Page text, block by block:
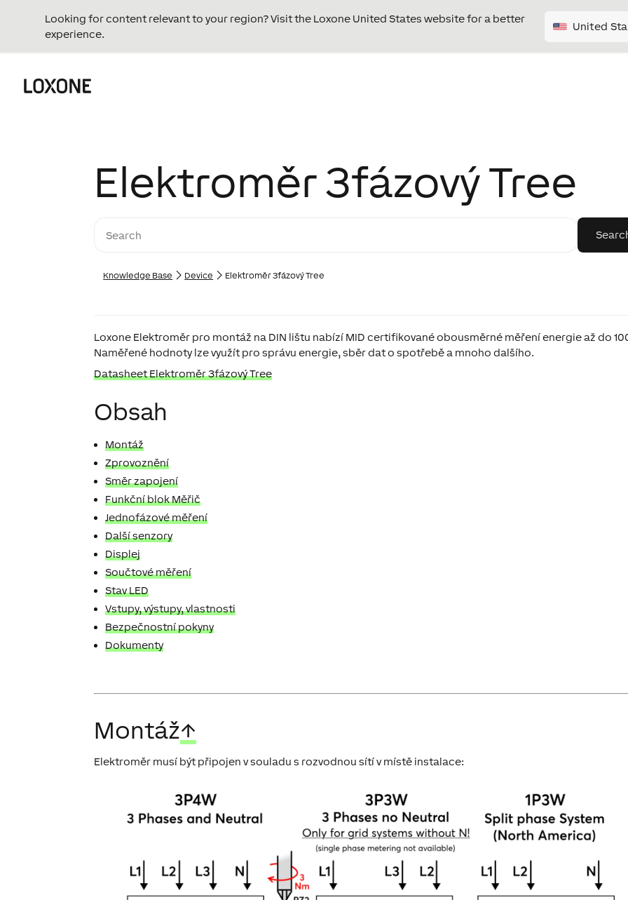
Looking for content relevant to your region? Visit the Loxone United States website for a better
experience.
United
Elektroměr 3fázový Tree
Knowledge Base Device Elektroměr 3fázový Tree
Loxone Elektroměr pro montáž na DIN lištu nabízí MID certifikované obousměrné měření energie až do
Naměřené hodnoty lze využít pro správu energie, sběr dat o spotřebě a mnoho dalšího.
Datasheet Elektroměr 3fázový Tree
Obsah
Montáž
Zprovoznění
Směr zapojení
Funkční blok Měřič
Jednofázové měření
Další senzory
Displej
Součtové měření
Stav LED
Vstupy, výstupy, vlastnosti
Bezpečnostní pokyny
Dokumenty
Montáž↑
Elektroměr musí být připojen v souladu s rozvodnou sítí v místě instalace: